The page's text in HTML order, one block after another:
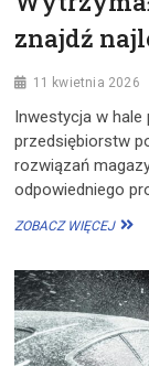
znajdź
11 kwietnia 2026
Inwestycja w
przedsiębiorstw
rozwiązań
odpowiedniego
ZOBACZ WIĘCEJ
–